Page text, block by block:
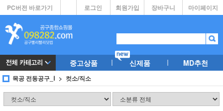
PC버전 바로가기 마이페이지
장바구니
회원가입
로그인
중고상품 신제품 MD추천
목공 전동공구_Ⅰ 컷소/직소